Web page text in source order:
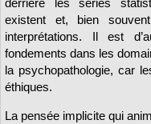
existent et, bien
interprétations. Il est
fondements dans les
la psychopathologie, car
éthiques.
La pensée implicite qui